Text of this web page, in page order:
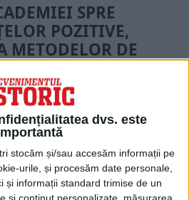
dvs. este
stocăm și/sau accesăm informații pe
urile, și procesăm date personale,
și informații standard trimise de un
SPRE
POZITIVE,
METODELOR DE
ȘI SPECIALIZAREA
plăti singuri studiile
la învățătură, însă doar
aceștia și de o
de elevi săraci